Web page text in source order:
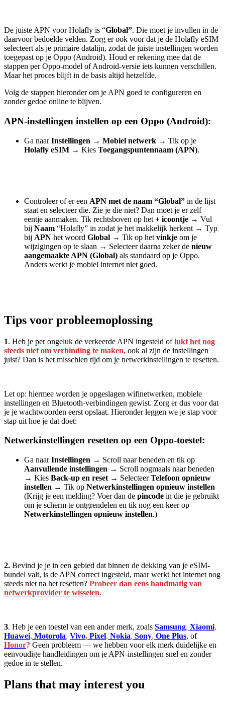
De juiste APN voor Holafly is “Global”. Die moet je invullen in de
daarvoor bedoelde velden. Zorg er ook voor dat je de Holafly eSIM
selecteert als je primaire datalijn, zodat de juiste instellingen worden
toegepast op je Oppo (Android). Houd er rekening mee dat de
stappen per Oppo-model of Android-versie iets kunnen verschillen.
Maar het proces blijft in de basis altijd hetzelfde.
Volg de stappen hieronder om je APN goed te configureren en
zonder gedoe online te blijven.
APN-instellingen instellen op een Oppo (Android):
Ga naarInstellingen → Mobiel netwerk → Tik op je
Holafly eSIM → Kies Toegangspuntennaam (APN).
Controleer of er een APN met de naam “Global” in de lijst
staat en selecteer die. Zie je die niet? Dan moet je er zelf
eentje aanmaken. Tik rechtsboven op het + icoontje → Vul
bij Naam “Holafly” in zodat je het makkelijk herkent → Typ
bij APN het woord Global → Tik op het vinkje om je
wijzigingen op te slaan → Selecteer daarna zeker de nieuw
aangemaakte APN (Global) als standaard op je Oppo.
Anders werkt je mobiel internet niet goed.
Tips voor probleemoplossing
1. Heb je per ongeluk de verkeerde APN ingesteld oflukt het nog
steeds niet om verbinding te maken, ook al zijn de instellingen
juist? Dan is het misschien tijd om je netwerkinstellingen te resetten.
Let op: hiermee worden je opgeslagen wifinetwerken, mobiele
instellingen en Bluetooth-verbindingen gewist. Zorg er dus voor dat
je je wachtwoorden eerst opslaat. Hieronder leggen we je stap voor
stap uit hoe je dat doet:
Netwerkinstellingen resetten op een Oppo-toestel:
Ga naarInstellingen → Scroll naar beneden en tik op
Aanvullende instellingen → Scroll nogmaals naar beneden
→ Kies Back-up en reset → SelecteerTelefoon opnieuw
instellen → Tik op Netwerkinstellingen opnieuw instellen
(Krijg je een melding? Voer dan de pincode in die je gebruikt
om je scherm te ontgrendelen en tik nog een keer op
Netwerkinstellingen opnieuw instellen.)
2. Bevind je je in een gebied dat binnen de dekking van je eSIM-
bundel valt, is de APN correct ingesteld, maar werkt het internet nog
steeds niet na het resetten? Probeer dan eens handmatig van
netwerkprovider te wisselen.
3. Heb je een toestel van een ander merk, zoals Samsung, Xiaomi,
Huawei, Motorola, Vivo, Pixel, Nokia, Sony, One Plus, of
Honor? Geen probleem — we hebben voor elk merk duidelijke en
eenvoudige handleidingen om je APN-instellingen snel en zonder
gedoe in te stellen.
Plans that may interest you